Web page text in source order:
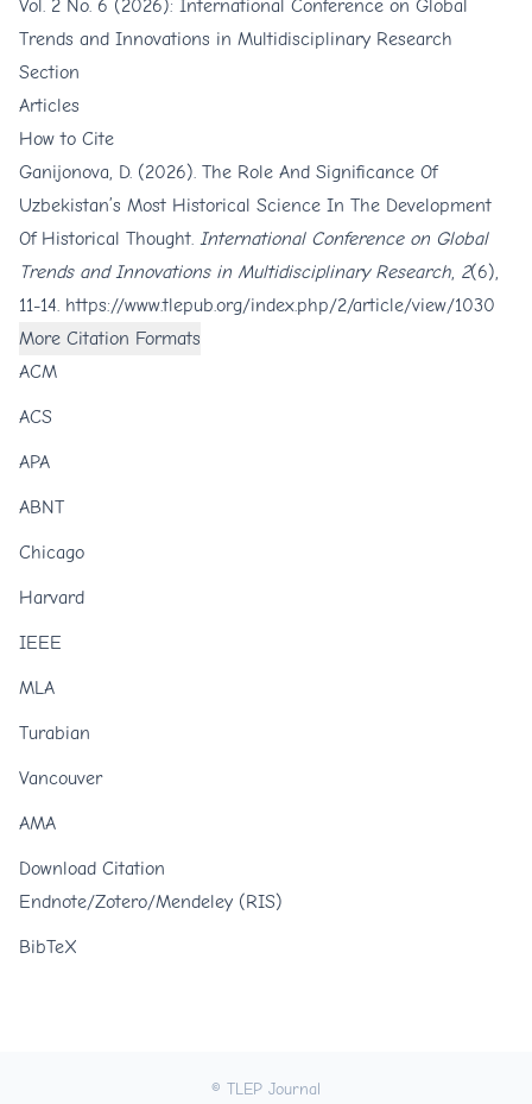
Vol. 2 No. 6 (2026): International Conference on Global
Trends and Innovations in Multidisciplinary Research
Section
Articles
How to Cite
Ganijonova, D. (2026). The Role And Significance Of
Uzbekistan’s Most Historical Science In The Development
Of Historical Thought. International Conference on Global
Trends and Innovations in Multidisciplinary Research, 2(6),
11-14. https://www.tlepub.org/index.php/2/article/view/1030
More Citation Formats
ACM
ACS
APA
ABNT
Chicago
Harvard
IEEE
MLA
Turabian
Vancouver
AMA
Download Citation
Endnote/Zotero/Mendeley (RIS)
BibTeX
© TLEP Journal